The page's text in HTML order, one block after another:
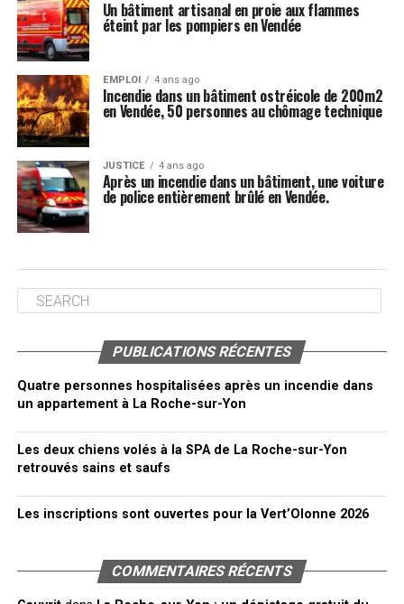
Un bâtiment artisanal en proie aux flammes
éteint par les pompiers en Vendée
EMPLOI 4 ans ago
Incendie dans un bâtiment ostréicole de 200m2
en Vendée, 50 personnes au chômage technique
JUSTICE 4 ans ago
Après un incendie dans un bâtiment, une voiture
de police entièrement brûlé en Vendée.
PUBLICATIONS RÉCENTES
Quatre personnes hospitalisées après un incendie dans
un appartement à La Roche-sur-Yon
Les deux chiens volés à la SPA de La Roche-sur-Yon
retrouvés sains et saufs
Les inscriptions sont ouvertes pour la Vert’Olonne 2026
COMMENTAIRES RÉCENTS